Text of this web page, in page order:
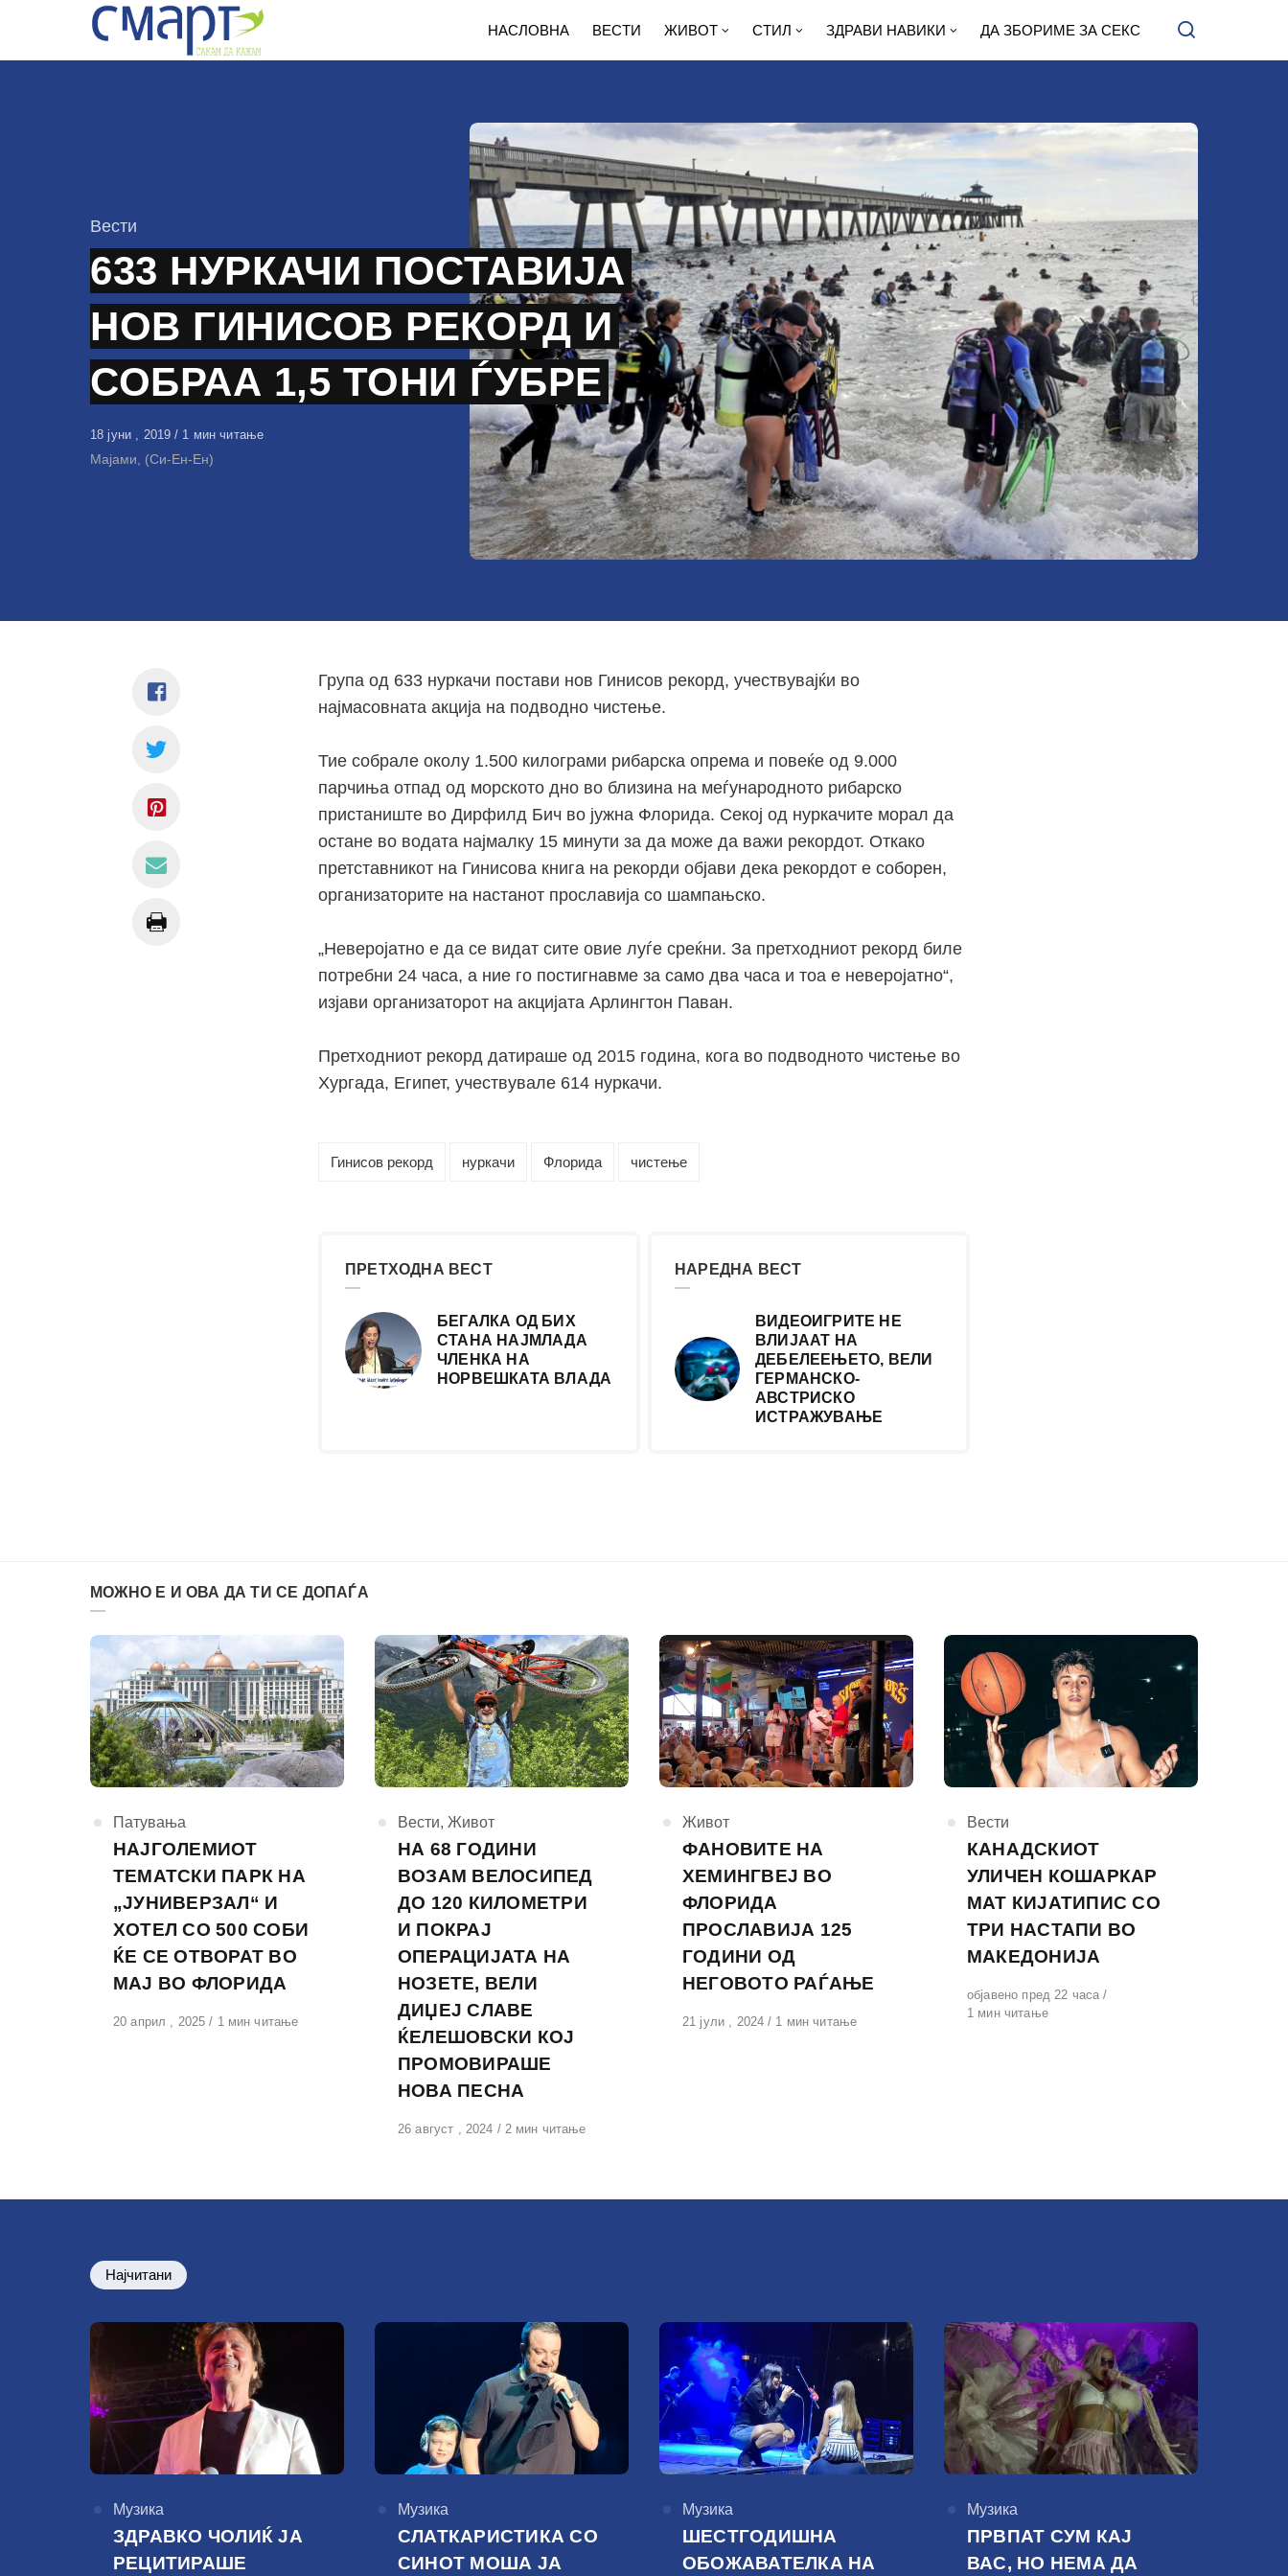
НАСЛОВНА ВЕСТИ ЖИВОТ СТИЛ ЗДРАВИ НАВИКИ ДА ЗБОРИМЕ ЗА СЕКС
КАтегорија
Вести
633 НУРКАЧИ ПОСТАВИЈА
НОВ ГИНИСОВ РЕКОРД И
СОБРАА 1,5 ТОНИ ЃУБРЕ
Објавено
на
18 јуни , 2019 1 мин читање
Мајами, (Си-Ен-Ен)
Група од 633 нуркачи постави нов Гинисов рекорд, учествувајќи во
најмасовната акција на подводно чистење.
Тие собрале околу 1.500 килограми рибарска опрема и повеќе од 9.000
парчиња отпад од морското дно во близина на меѓународното рибарско
пристаниште во Дирфилд Бич во јужна Флорида. Секој од нуркачите морал да
остане во водата најмалку 15 минути за да може да важи рекордот. Откако
претставникот на Гинисова книга на рекорди објави дека рекордот е соборен,
организаторите на настанот прославија со шампањско.
„Неверојатно е да се видат сите овие луѓе среќни. За претходниот рекорд биле
потребни 24 часа, а ние го постигнавме за само два часа и тоа е неверојатно“,
изјави организаторот на акцијата Арлингтон Паван.
Претходниот рекорд датираше од 2015 година, кога во подводното чистење во
Хургада, Египет, учествувале 614 нуркачи.
Гинисов рекорд нуркачи Флорида чистење
ПРЕТХОДНА ВЕСТ
БЕГАЛКА ОД БИХ
СТАНА НАЈМЛАДА
ЧЛЕНКА НА
НОРВЕШКАТА ВЛАДА
НАРЕДНА ВЕСТ
ВИДЕОИГРИТЕ НЕ
ВЛИЈААТ НА
ДЕБЕЛЕЕЊЕТО, ВЕЛИ
ГЕРМАНСКО-
АВСТРИСКО
ИСТРАЖУВАЊЕ
МОЖНО Е И ОВА ДА ТИ СЕ ДОПАЃА
КАтегорија
Патувања
НАЈГОЛЕМИОТ
ТЕМАТСКИ ПАРК НА
„ЈУНИВЕРЗАЛ“ И
ХОТЕЛ СО 500 СОБИ
ЌЕ СЕ ОТВОРАТ ВО
МАЈ ВО ФЛОРИДА
Објавено
20 април , 2025 1 мин читање
КАтегорија
Вести, Живот
НА 68 ГОДИНИ
ВОЗАМ ВЕЛОСИПЕД
ДО 120 КИЛОМЕТРИ
И ПОКРАЈ
ОПЕРАЦИЈАТА НА
НОЗЕТЕ, ВЕЛИ
ДИЏЕЈ СЛАВЕ
ЌЕЛЕШОВСКИ КОЈ
ПРОМОВИРАШЕ
НОВА ПЕСНА
Објавено
26 август , 2024 2 мин читање
КАтегорија
Живот
ФАНОВИТЕ НА
ХЕМИНГВЕЈ ВО
ФЛОРИДА
ПРОСЛАВИЈА 125
ГОДИНИ ОД
НЕГОВОТО РАЃАЊЕ
Објавено
21 јули , 2024 1 мин читање
КАтегорија
Вести
КАНАДСКИОТ
УЛИЧЕН КОШАРКАР
МАТ КИЈАТИПИС СО
ТРИ НАСТАПИ ВО
МАКЕДОНИЈА
Објавено
на
објавено пред 22 часа
1 мин читање
Најчитани
КАтегорија
Музика
ЗДРАВКО ЧОЛИЌ ЈА
РЕЦИТИРАШЕ
КАтегорија
Музика
СЛАТКАРИСТИКА СО
СИНОТ МОША ЈА
КАтегорија
Музика
ШЕСТГОДИШНА
ОБОЖАВАТЕЛКА НА
КАтегорија
Музика
ПРВПАТ СУМ КАЈ
ВАС, НО НЕМА ДА